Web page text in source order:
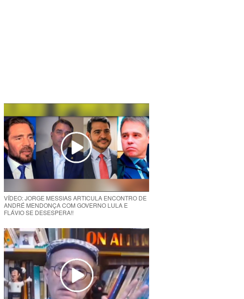
VÍDEO: JORGE MESSIAS ARTICULA ENCONTRO DE
ANDRÉ MENDONÇA COM GOVERNO LULA E
FLÁVIO SE DESESPERA!!